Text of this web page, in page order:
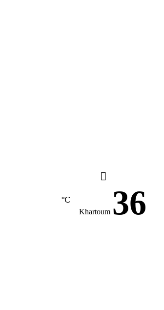
Khartoum 36
℃